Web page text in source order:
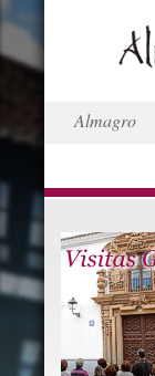
Almagro